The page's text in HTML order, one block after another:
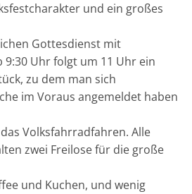
und ein großes
Gottesdienst mit
9:30 Uhr folgt um 11 Uhr ein
zu dem man sich
im Voraus angemeldet haben
Volksfahrradfahren. Alle
zwei Freilose für die große
und Kuchen, und wenig